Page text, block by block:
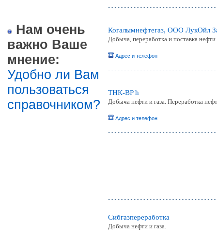
Нам очень
важно Ваше
мнение:
Удобно ли Вам
пользоваться
справочником?
Когалымнефтегаз, ООО ЛукОйл
Добыча, переработка и поставка нефти
Адрес и телефон
ТНК-BP h
Добыча нефти и газа. Переработка
Адрес и телефон
Сибгазпереработка
Добыча нефти и газа.